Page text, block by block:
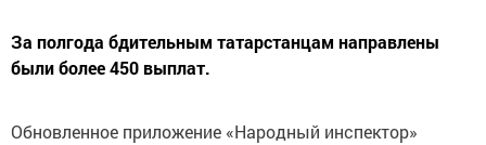
За полгода бдительным татарстанцам направлены
были более 450 выплат.
Обновленное приложение «Народный инспектор»